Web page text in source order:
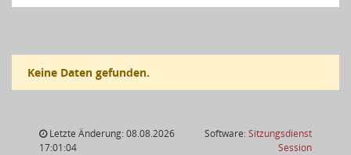
Keine Daten gefunden.
Letzte Änderung: 08.08.2026
17:01:04
Software:Sitzungsdienst
Session(Wird in